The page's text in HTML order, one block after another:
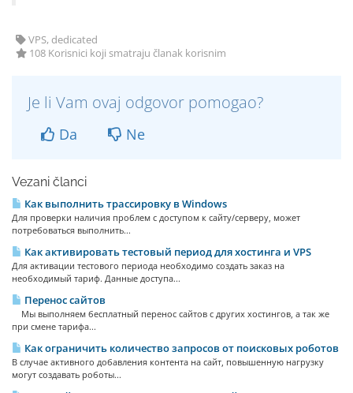
VPS, dedicated
108 Korisnici koji smatraju članak korisnim
Je li Vam ovaj odgovor pomogao?
Da Ne
Vezani članci
Как выполнить трассировку в Windows
Для проверки наличия проблем с доступом к сайту/серверу, может
потребоваться выполнить...
Как активировать тестовый период для хостинга и VPS
Для активации тестового периода необходимо создать заказ на
необходимый тариф. Данные доступа...
Перенос сайтов
Мы выполняем бесплатный перенос сайтов с других хостингов, а так же
при смене тарифа...
Как ограничить количество запросов от поисковых роботов
В случае активного добавления контента на сайт, повышенную нагрузку
могут создавать роботы...